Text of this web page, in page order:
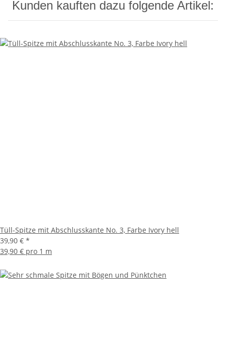
Kunden kauften dazu folgende Artikel:
Tüll-Spitze mit Abschlusskante No. 3, Farbe Ivory hell
39,90 € *
39,90 € pro 1 m